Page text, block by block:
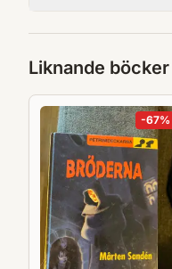
Liknande böcker
-67%